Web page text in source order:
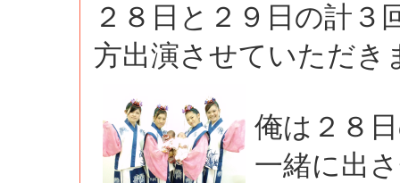
２８日と２９日の計３
方出演させていただき
俺は２８
一緒に出